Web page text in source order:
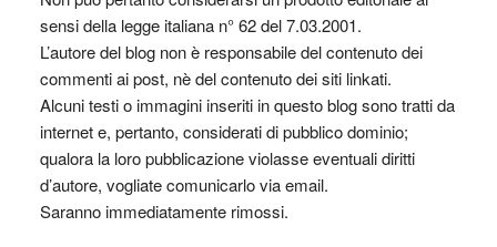
sensi della legge italiana n° 62 del 7.03.2001.
L’autore del blog non è responsabile del contenuto dei
commenti ai post, nè del contenuto dei siti linkati.
Alcuni testi o immagini inseriti in questo blog sono tratti da
internet e, pertanto, considerati di pubblico dominio;
qualora la loro pubblicazione violasse eventuali diritti
d’autore, vogliate comunicarlo via email.
Saranno immediatamente rimossi.